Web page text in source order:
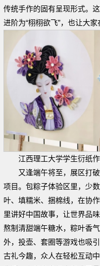
传统手作的固有呈现形式。
进阶为“栩栩欲飞”，也让大
江西理工大学学生衍纸
又逢端午将至，展区打
项目。包粽子体验区里，少
叶、填糯米、捆棉线，在协
里讲好中国故事，让世界品
熬制清甜端午糖水，粽叶香
外，投壶、套圈等游戏也吸
古礼今趣，众人在轻松互动